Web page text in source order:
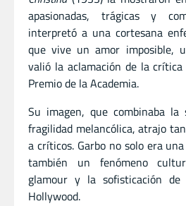
apasionadas, trágicas y
interpretó a una cortesana
que vive un amor imposible,
valió la aclamación de la
Premio de la Academia.
Su imagen, que combinaba la
fragilidad melancólica, atrajo
a críticos. Garbo no solo era
también un fenómeno
glamour y la sofisticación de
Hollywood.